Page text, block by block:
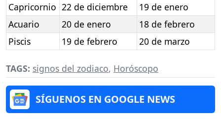
Capricornio 22 de diciembre
19 de enero
Acuario
20 de enero
18 de febrero
Piscis
19 de febrero 20 de marzo
TAGS: signos del zodiaco, Horóscopo
SÍGUENOS EN GOOGLE NEWS